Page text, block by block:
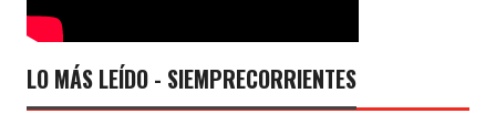
LO MÁS LEÍDO - SIEMPRECORRIENTES